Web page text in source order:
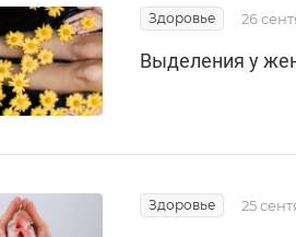
Здоровье 26
Выделения у
Здоровье 25